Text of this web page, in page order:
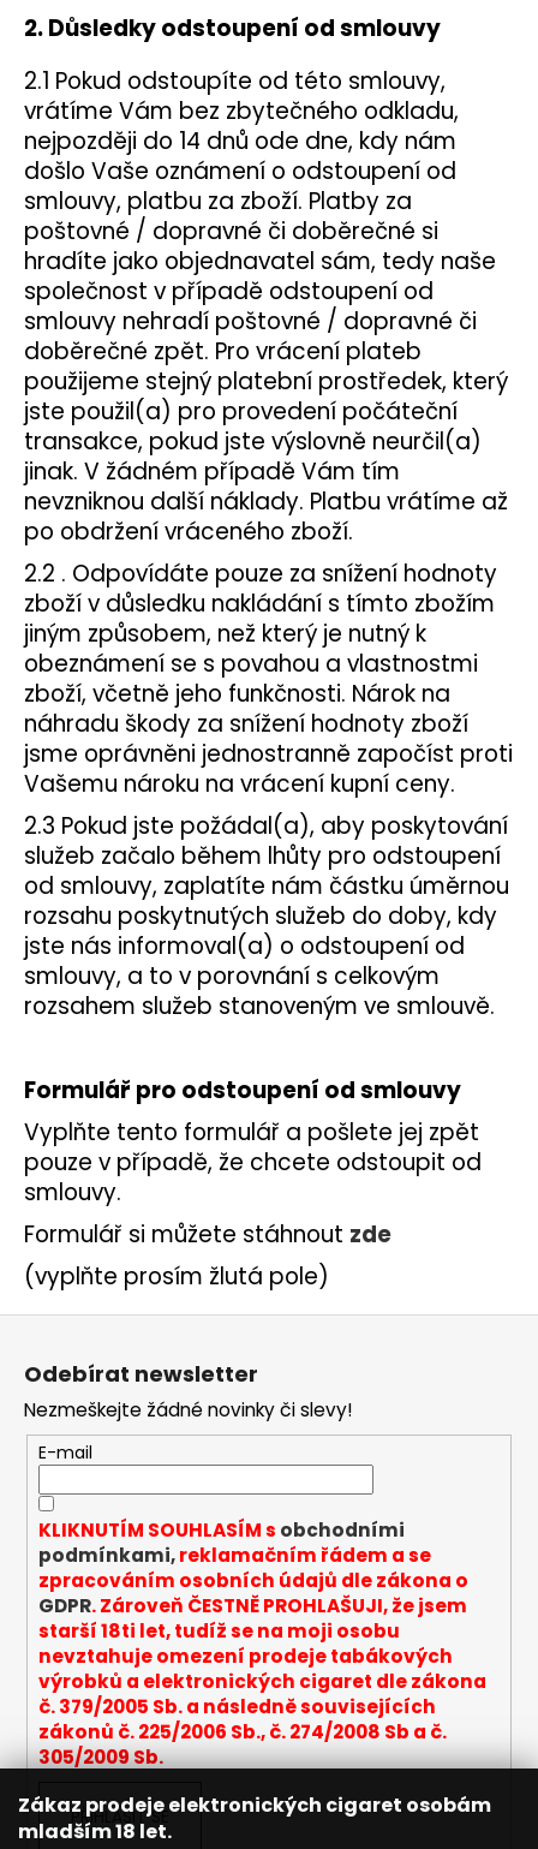
Zákaz prodeje elektronických cigaret osobám
mladším 18 let.
2. Důsledky odstoupení od smlouvy
2.1 Pokud odstoupíte od této smlouvy,
vrátíme Vám bez zbytečného odkladu,
nejpozději do 14 dnů ode dne, kdy nám
došlo Vaše oznámení o odstoupení od
smlouvy, platbu za zboží. Platby za
poštovné / dopravné či doběrečné si
hradíte jako objednavatel sám, tedy naše
společnost v případě odstoupení od
smlouvy nehradí poštovné / dopravné či
doběrečné zpět. Pro vrácení plateb
použijeme stejný platební prostředek, který
jste použil(a) pro provedení počáteční
transakce, pokud jste výslovně neurčil(a)
jinak. V žádném případě Vám tím
nevzniknou další náklady. Platbu vrátíme až
po obdržení vráceného zboží.
2.2 . Odpovídáte pouze za snížení hodnoty
zboží v důsledku nakládání s tímto zbožím
jiným způsobem, než který je nutný k
obeznámení se s povahou a vlastnostmi
zboží, včetně jeho funkčnosti. Nárok na
náhradu škody za snížení hodnoty zboží
jsme oprávněni jednostranně započíst proti
Vašemu nároku na vrácení kupní ceny.
2.3 Pokud jste požádal(a), aby poskytování
služeb začalo během lhůty pro odstoupení
od smlouvy, zaplatíte nám částku úměrnou
rozsahu poskytnutých služeb do doby, kdy
jste nás informoval(a) o odstoupení od
smlouvy, a to v porovnání s celkovým
rozsahem služeb stanoveným ve smlouvě.
Formulář pro odstoupení od smlouvy
Vyplňte tento formulář a pošlete jej zpět
pouze v případě, že chcete odstoupit od
smlouvy.
Formulář si můžete stáhnout zde
(vyplňte prosím žlutá pole)
CARTRIDGE
-
WATERMELON
-
20MG
-
2KS
189
Kč
Původně:
225
Kč
Odebírat newsletter
Nezmeškejte žádné novinky či slevy!
E-mail
KLIKNUTÍM SOUHLASÍM s obchodními
podmínkami,reklamačním řádem a se
zpracováním osobních údajů dle zákona o
GDPR. Zároveň ČESTNĚ PROHLAŠUJI, že jsem
starší 18ti let, tudíž se na moji osobu
nevztahuje omezení prodeje tabákových
výrobků a elektronických cigaret dle zákona
č. 379/2005 Sb. a následně souvisejících
zákonů č. 225/2006 Sb., č. 274/2008 Sb a č.
305/2009 Sb.
PŘIHLÁSIT SE